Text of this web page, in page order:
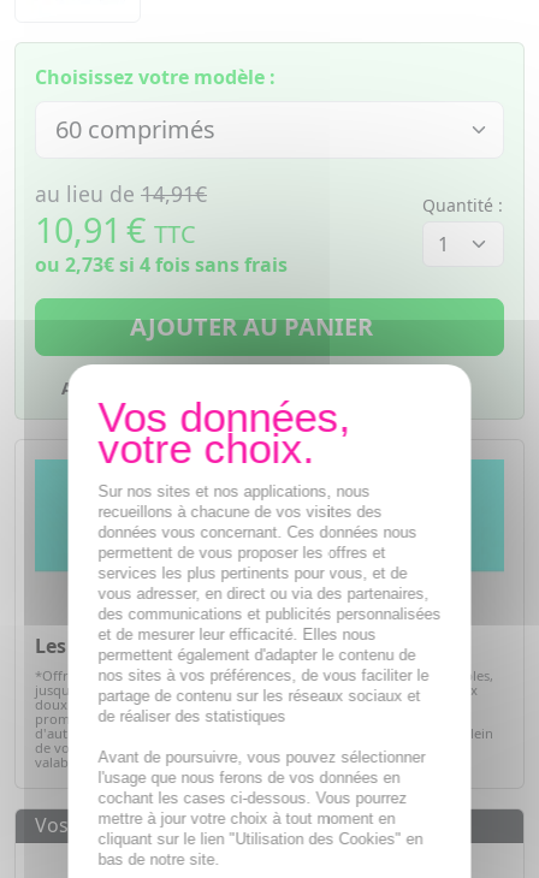
Choisissez votre modèle :
au lieu de 14,91€
10,91 € TTC
ou 2,73€si 4 fois sans frais
Quantité :
AJOUTER AU PANIER
Ajouter à mes favoris
Les promos de l'été*
*Offre valables sur articles signalés, dans la limite des stocks disponibles,
jusqu'au 31/08/2026. Profitez de l'été pour prendre soin de vous à prix
doux. Retrouvez une sélection de produits de parapharmacie en
promotion : soins solaires, hydratation, bien-être, hygiène et bien
d'autres essentiels du quotidien. C'est le moment idéal pour faire le plein
de vos produits préférés tout en réalisant de belles économies. Offre
valable dans la limite des stocks disponibles.Voir la sélection
Vos avantages
Des prixIMBATTABLES
Sur nos sites et nos applications, nous
recueillons à chacune de vos visites des
données vous concernant. Ces données nous
permettent de vous proposer les offres et
services les plus pertinents pour vous, et de
vous adresser, en direct ou via des partenaires,
des communications et publicités personnalisées
et de mesurer leur efficacité. Elles nous
permettent également d'adapter le contenu de
nos sites à vos préférences, de vous faciliter le
partage de contenu sur les réseaux sociaux et
de réaliser des statistiques
Avant de poursuivre, vous pouvez sélectionner
l'usage que nous ferons de vos données en
cochant les cases ci-dessous. Vous pourrez
mettre à jour votre choix à tout moment en
cliquant sur le lien "Utilisation des Cookies" en
bas de notre site.